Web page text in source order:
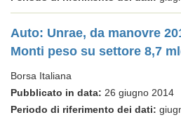
Auto: Unrae, da manovre
Monti peso su settore 8,7
Borsa Italiana
Pubblicato in data: 26 giugno 2014
Periodo di riferimento dei dati: